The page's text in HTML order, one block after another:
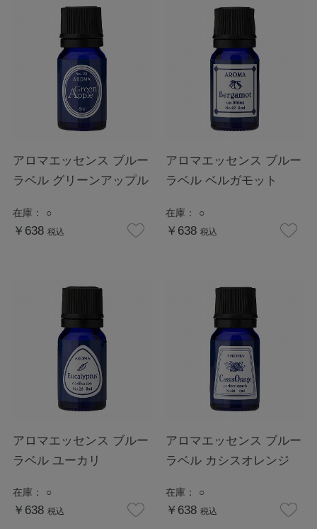
アロマエッセンス ブルー
ラベル グリーンアップル
在庫： ○
￥638 税込
アロマエッセンス ブルー
ラベル ベルガモット
在庫： ○
￥638 税込
アロマエッセンス ブルー
ラベル ユーカリ
在庫： ○
￥638 税込
アロマエッセンス ブルー
ラベル カシスオレンジ
在庫： ○
￥638 税込